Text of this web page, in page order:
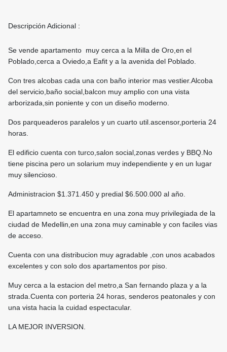
Descripción Adicional :
Se vende apartamento muy cerca a la Milla de Oro,en el
Poblado,cerca a Oviedo,a Eafit y a la avenida del Poblado.
Con tres alcobas cada una con baño interior mas vestier.Alcoba
del servicio,baño social,balcon muy amplio con una vista
arborizada,sin poniente y con un diseño moderno.
Dos parqueaderos paralelos y un cuarto util.ascensor,porteria 24
horas.
El edificio cuenta con turco,salon social,zonas verdes y BBQ.No
tiene piscina pero un solarium muy independiente y en un lugar
muy silencioso.
Administracion $1.371.450 y predial $6.500.000 al año.
El apartamneto se encuentra en una zona muy privilegiada de la
ciudad de Medellin,en una zona muy caminable y con faciles vias
de acceso.
Cuenta con una distribucion muy agradable ,con unos acabados
excelentes y con solo dos apartamentos por piso.
Muy cerca a la estacion del metro,a San fernando plaza y a la
strada.Cuenta con porteria 24 horas, senderos peatonales y con
una vista hacia la cuidad espectacular.
LA MEJOR INVERSION.